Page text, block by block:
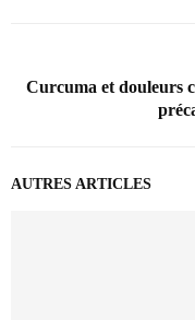
Curcuma et douleurs
AUTRES ARTICLES